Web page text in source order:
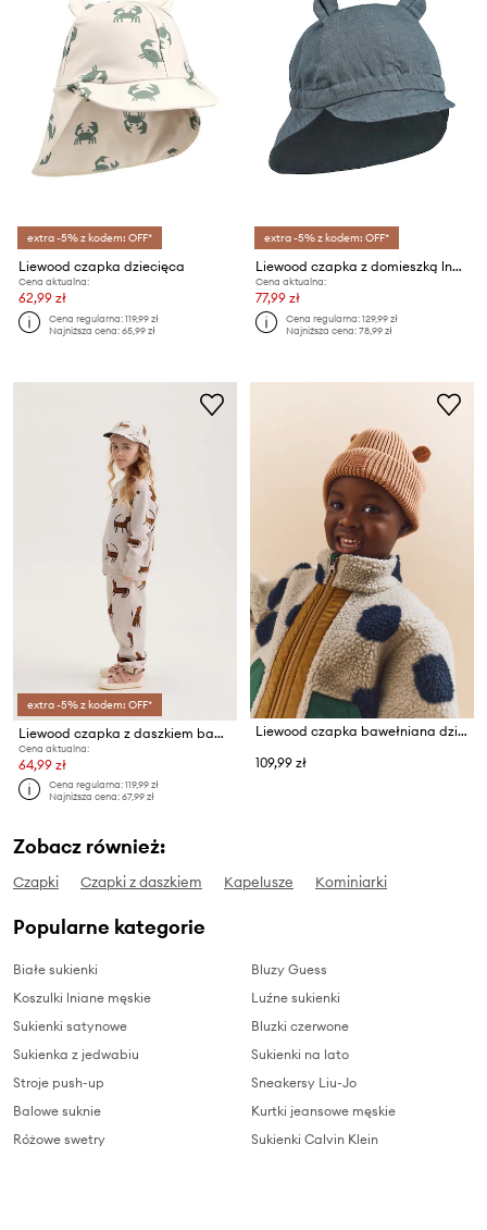
extra -5% z kodem: OFF*
Liewood czapka dziecięca
Cena aktualna:
62,99 zł
Cena regularna:119,99 zł
Najniższa cena:65,99 zł
extra -5% z kodem: OFF*
Liewood czapka z domieszką lnu dziecięca
Cena aktualna:
77,99 zł
Cena regularna:129,99 zł
Najniższa cena:78,99 zł
extra -5% z kodem: OFF*
Liewood czapka z daszkiem bawełniana
Cena aktualna:
64,99 zł
Cena regularna:119,99 zł
Najniższa cena:67,99 zł
Liewood czapka bawełniana dziecięca Gina Beanie
109,99 zł
Zobacz również:
Czapki Czapki z daszkiem Kapelusze Kominiarki
Popularne kategorie
Białe sukienki
Koszulki lniane męskie
Sukienki satynowe
Sukienka z jedwabiu
Stroje push-up
Balowe suknie
Różowe swetry
Bluzy Guess
Luźne sukienki
Bluzki czerwone
Sukienki na lato
Sneakersy Liu-Jo
Kurtki jeansowe męskie
Sukienki Calvin Klein